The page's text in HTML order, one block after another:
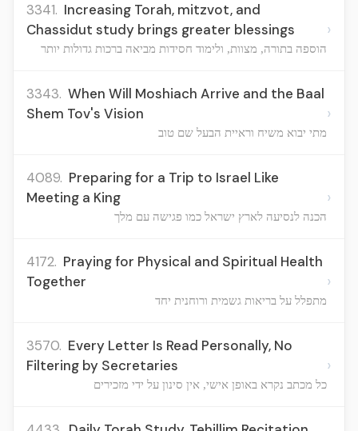
3341. Increasing Torah, mitzvot, and
Chassidut study brings greater blessings
הוספה בתורה, מצוות, ולימוד חסידות מביאה ברכות גדולות יותר
›
3343. When Will Moshiach Arrive and the Baal
Shem Tov's Vision
מתי יבוא משיח וראיית הבעל שם טוב
›
4089. Preparing for a Trip to Israel Like
Meeting a King
הכנה לנסיעה לארץ ישראל כמו פגישה עם מלך
›
4172. Praying for Physical and Spiritual Health
Together
מתפלל על בריאות גשמית ורוחנית יחד
›
3570. Every Letter Is Read Personally, No
Filtering by Secretaries
כל מכתב נקרא באופן אישי, אין סינון על ידי מזכירים
›